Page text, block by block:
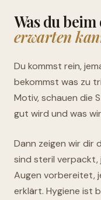
Was du
erwarten
Du kommst rein,
bekommst was zu
Motiv, schauen die
gut wird und was
Dann zeigen wir dir
sind steril verpackt,
Augen vorbereitet,
erklärt. Hygiene ist